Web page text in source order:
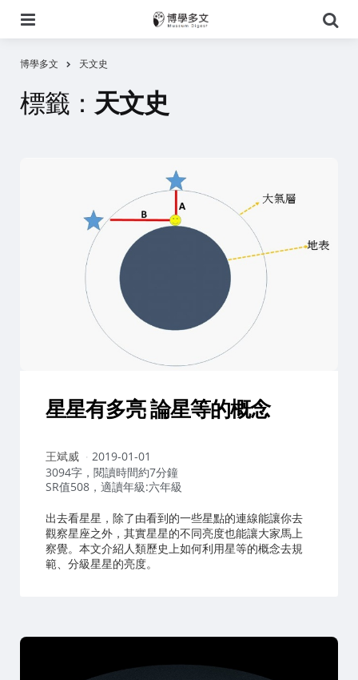
尋
博學多文 天文史
標籤： 天文史
星星有多亮 論星等的概念
作
者：
王斌威
2019-01-01
3094字，閱讀時間約7分鐘
SR值508，適讀年級:六年級
出去看星星，除了由看到的一些星點的連線能讓你去
觀察星座之外，其實星星的不同亮度也能讓大家馬上
察覺。本文介紹人類歷史上如何利用星等的概念去規
範、分級星星的亮度。